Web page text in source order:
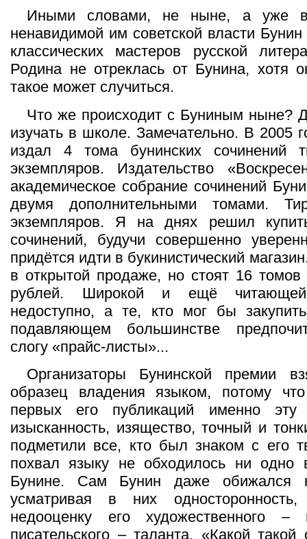
Иными словами, не ныне, а уже
ненавидимой им советской власти
классических мастеров русской
Родина не отреклась от Бунина, хотя
такое может случиться.
Что же происходит с Буниным ныне?
изучать в школе. Замечательно. В 2005
издал 4 тома бунинских сочинений
экземпляров. Издательство
академическое собрание сочинений
двумя дополнительными томами.
экземпляров. Я на днях решил
сочинений, будучи совершенно
придётся идти в букинистический
в открытой продаже, но стоят 16
рублей. Широкой и ещё
недоступно, а те, кто мог бы
подавляющем большинстве
слогу «прайс-листы»...
Организаторы Бунинской премии
образец владения языком, потому
первых его публикаций именно эту
изысканность, изящество, точный и
подметили все, кто был знаком с его
похвал языку не обходилось ни одно
Бунине. Сам Бунин даже обижался
усматривая в них
недооценку его художественного –
писательского – таланта. «Какой